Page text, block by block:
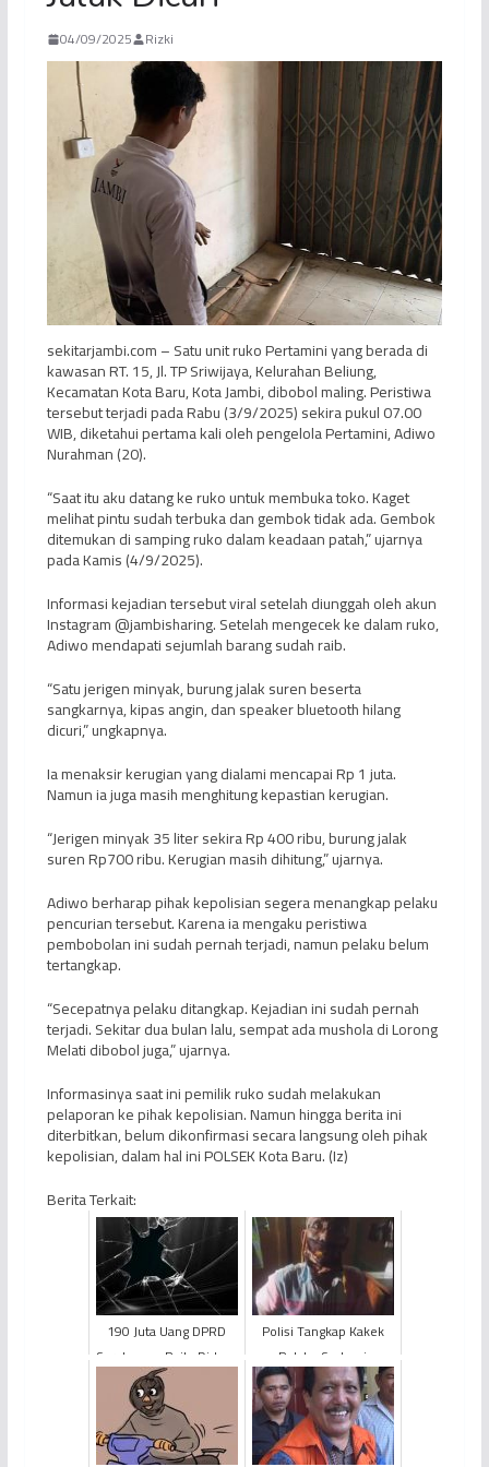
04/09/2025 Rizki
sekitarjambi.com – Satu unit ruko Pertamini yang berada di
kawasan RT. 15, Jl. TP Sriwijaya, Kelurahan Beliung,
Kecamatan Kota Baru, Kota Jambi, dibobol maling. Peristiwa
tersebut terjadi pada Rabu (3/9/2025) sekira pukul 07.00
WIB, diketahui pertama kali oleh pengelola Pertamini, Adiwo
Nurahman (20).
“Saat itu aku datang ke ruko untuk membuka toko. Kaget
melihat pintu sudah terbuka dan gembok tidak ada. Gembok
ditemukan di samping ruko dalam keadaan patah,” ujarnya
pada Kamis (4/9/2025).
Informasi kejadian tersebut viral setelah diunggah oleh akun
Instagram @jambisharing. Setelah mengecek ke dalam ruko,
Adiwo mendapati sejumlah barang sudah raib.
“Satu jerigen minyak, burung jalak suren beserta
sangkarnya, kipas angin, dan speaker bluetooth hilang
dicuri,” ungkapnya.
Ia menaksir kerugian yang dialami mencapai Rp 1 juta.
Namun ia juga masih menghitung kepastian kerugian.
“Jerigen minyak 35 liter sekira Rp 400 ribu, burung jalak
suren Rp700 ribu. Kerugian masih dihitung,” ujarnya.
Adiwo berharap pihak kepolisian segera menangkap pelaku
pencurian tersebut. Karena ia mengaku peristiwa
pembobolan ini sudah pernah terjadi, namun pelaku belum
tertangkap.
“Secepatnya pelaku ditangkap. Kejadian ini sudah pernah
terjadi. Sekitar dua bulan lalu, sempat ada mushola di Lorong
Melati dibobol juga,” ujarnya.
Informasinya saat ini pemilik ruko sudah melakukan
pelaporan ke pihak kepolisian. Namun hingga berita ini
diterbitkan, belum dikonfirmasi secara langsung oleh pihak
kepolisian, dalam hal ini POLSEK Kota Baru. (Iz)
Berita Terkait:
190 Juta Uang DPRD
Sarolangun Raib, Diduga
Karena Kelalaian
Bendahara
Polisi Tangkap Kakek
Pelaku Sodomi
Terhadap Anak Laki-Laki